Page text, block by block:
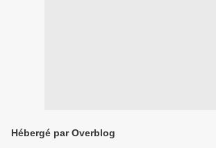
Hébergé par Overblog